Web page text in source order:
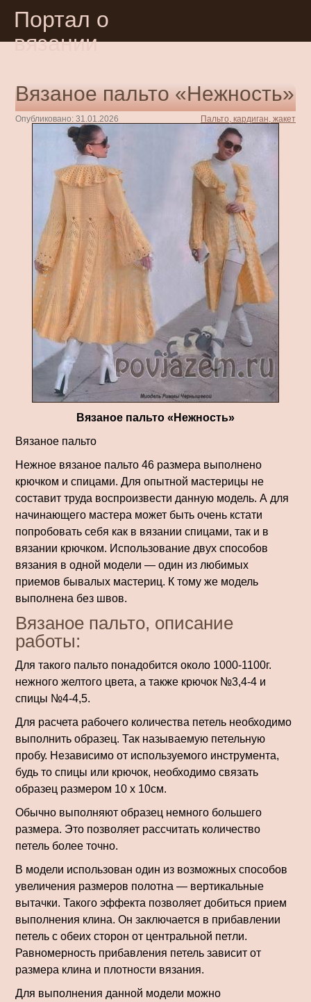
Портал о
вязании
Вязаное пальто «Нежность»
Опубликовано: 31.01.2026 Пальто, кардиган, жакет
Вязаное пальто «Нежность»
Вязаное пальто
Нежное вязаное пальто 46 размера выполнено
крючком и спицами. Для опытной мастерицы не
составит труда воспроизвести данную модель. А для
начинающего мастера может быть очень кстати
попробовать себя как в вязании спицами, так и в
вязании крючком. Использование двух способов
вязания в одной модели — один из любимых
приемов бывалых мастериц. К тому же модель
выполнена без швов.
Вязаное пальто, описание
работы:
Для такого пальто понадобится около 1000-1100г.
нежного желтого цвета, а также крючок №3,4-4 и
спицы №4-4,5.
Для расчета рабочего количества петель необходимо
выполнить образец. Так называемую петельную
пробу. Независимо от используемого инструмента,
будь то спицы или крючок, необходимо связать
образец размером 10 х 10см.
Обычно выполняют образец немного большего
размера. Это позволяет рассчитать количество
петель более точно.
В модели использован один из возможных способов
увеличения размеров полотна — вертикальные
вытачки. Такого эффекта позволяет добиться прием
выполнения клина. Он заключается в прибавлении
петель с обеих сторон от центральной петли.
Равномерность прибавления петель зависит от
размера клина и плотности вязания.
Для выполнения данной модели можно